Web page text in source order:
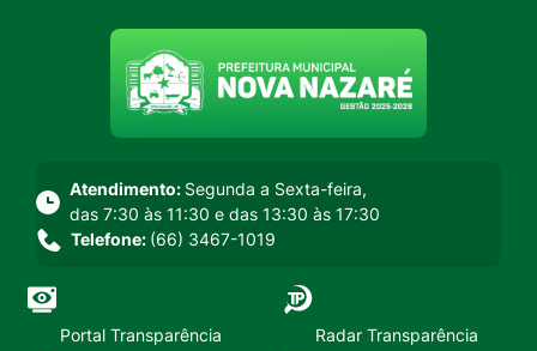
Seção do menu principal
Atendimento: Segunda a Sexta-feira,
das 7:30 às 11:30 e das 13:30 às 17:30
Telefone: (66) 3467-1019
Portal Transparência Radar Transparência